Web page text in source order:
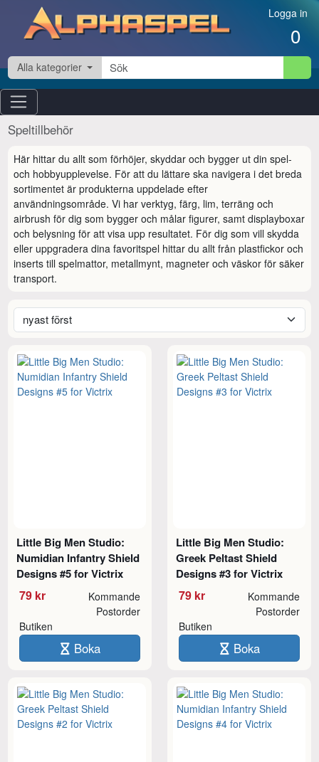
Hoppa till innehåll Logga in
0
Alla kategorier
Speltillbehör
Här hittar du allt som förhöjer, skyddar och bygger ut din spel-
och hobbyupplevelse. För att du lättare ska navigera i det breda
sortimentet är produkterna uppdelade efter
användningsområde. Vi har verktyg, färg, lim, terräng och
airbrush för dig som bygger och målar figurer, samt displayboxar
och belysning för att visa upp resultatet. För dig som vill skydda
eller uppgradera dina favoritspel hittar du allt från plastfickor och
inserts till spelmattor, metallmynt, magneter och väskor för säker
transport.
Little Big Men Studio:
Numidian Infantry Shield
Designs #5 for Victrix
79 kr Kommande
Butiken
Postorder
Boka
Little Big Men Studio:
Greek Peltast Shield
Designs #3 for Victrix
79 kr Kommande
Butiken
Postorder
Boka